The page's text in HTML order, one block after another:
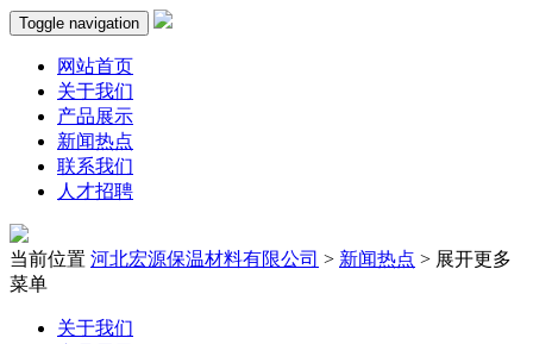
Toggle navigation
网站首页
关于我们
产品展示
新闻热点
联系我们
人才招聘
当前位置 河北宏源保温材料有限公司 > 新闻热点 > 展开更多
菜单
关于我们